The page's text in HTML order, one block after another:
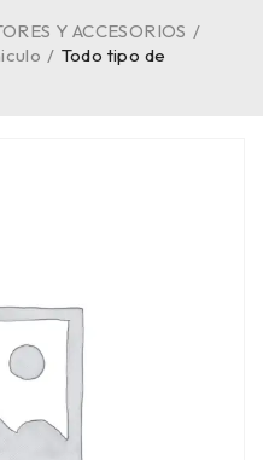
Y ACCESORIOS /
/ Todo tipo de